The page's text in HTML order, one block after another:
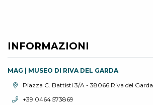
INFORMAZIONI
MAG | MUSEO DI RIVA DEL GARDA
Località:Piazza C. Battisti 3/A - 38066 Riva del Garda
Telefono:
+39 0464 573869